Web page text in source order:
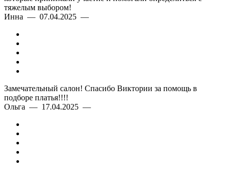
тяжелым выбором!
Инна — 07.04.2025 —
Замечательный салон! Спасибо Виктории за помощь в
подборе платья!!!!
Ольга — 17.04.2025 —